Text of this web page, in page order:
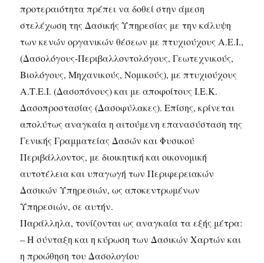
προτεραιότητα πρέπει να δοθεί στην άμεση
στελέχωση της Δασικής Υπηρεσίας με την κάλυψη
των κενών οργανικών θέσεων με πτυχιούχους Α.Ε.Ι.,
(Δασολόγους-Περιβαλλοντολόγους, Γεωτεχνικούς,
Βιολόγους, Μηχανικούς, Νομικούς), με πτυχιούχους
Α.Τ.Ε.Ι. (Δασοπόνους) και με αποφοίτους Ι.Ε.Κ.
Δασοπροστασίας (Δασοφύλακες). Επίσης, κρίνεται
απολύτως αναγκαία η αιτούμενη επανασύσταση της
Γενικής Γραμματείας Δασών και Φυσικού
Περιβάλλοντος, με διοικητική και οικονομική
αυτοτέλεια και υπαγωγή των Περιφερειακών
Δασικών Υπηρεσιών, ως αποκεντρωμένων
Υπηρεσιών, σε αυτήν.
Παράλληλα, τονίζονται ως αναγκαία τα εξής μέτρα:
– Η σύνταξη και η κύρωση των Δασικών Χαρτών και
η προώθηση του Δασολογίου